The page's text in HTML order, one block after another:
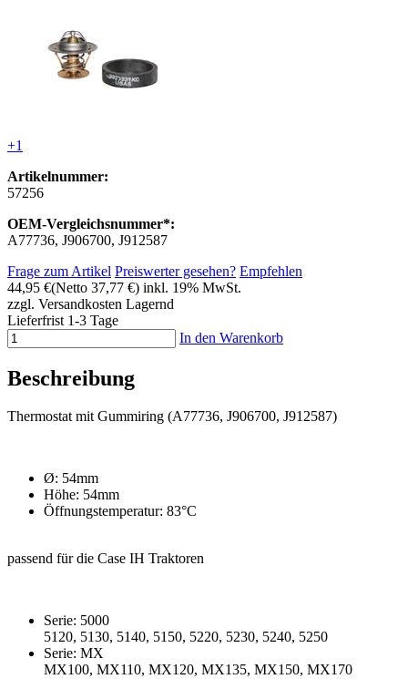
+1
Artikelnummer:
57256
OEM-Vergleichsnummer*:
A77736, J906700, J912587
Frage zum Artikel Preiswerter gesehen? Empfehlen
44,95 €(Netto 37,77 €) inkl. 19% MwSt.
zzgl. Versandkosten Lagernd
Lieferfrist 1-3 Tage
In den Warenkorb
Beschreibung
Thermostat mit Gummiring (A77736, J906700, J912587)
Ø: 54mm
Höhe: 54mm
Öffnungstemperatur: 83°C
passend für die Case IH Traktoren
Serie: 5000
5120, 5130, 5140, 5150, 5220, 5230, 5240, 5250
Serie: MX
MX100, MX110, MX120, MX135, MX150, MX170